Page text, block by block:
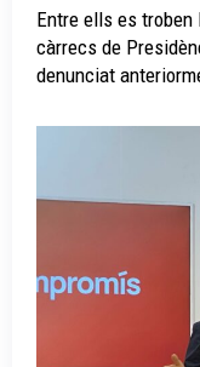
Entre ells es troben
càrrecs de
denunciat